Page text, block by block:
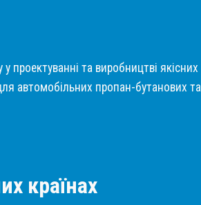
проектуванні та виробництві якісних
автомобільних пропан-бутанових та
країнах